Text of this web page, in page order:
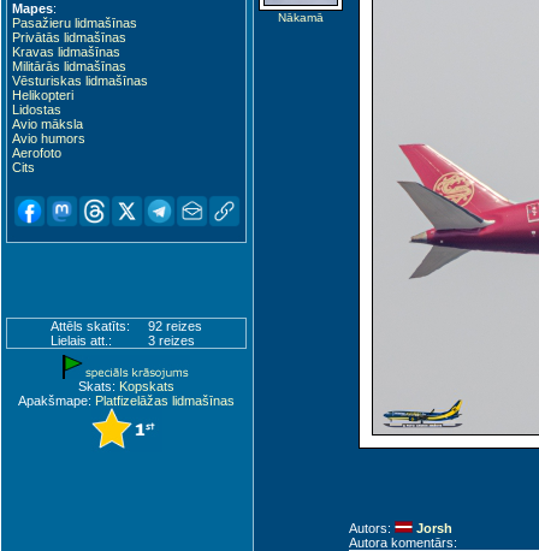
Mapes:
Pasažieru lidmašīnas
Privātās lidmašīnas
Kravas lidmašīnas
Militārās lidmašīnas
Vēsturiskas lidmašīnas
Helikopteri
Lidostas
Avio māksla
Avio humors
Aerofoto
Cits
Attēls skatīts:
92 reizes
Lielais att.:
3 reizes
Skats: Kopskats
Apakšmape: Platfizelāžas lidmašīnas
Nākamā
Autors:
Jorsh
Autora komentārs: